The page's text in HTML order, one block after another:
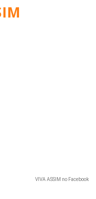
VIVA ASSIM no Facebook